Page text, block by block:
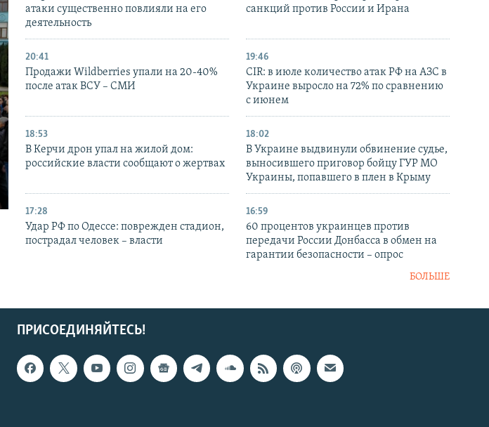
атаки существенно повлияли на его
деятельность
санкций против России и Ирана
20:41
Продажи Wildberries упали на 20-40%
после атак ВСУ – СМИ
19:46
CIR: в июле количество атак РФ на АЗС в
Украине выросло на 72% по сравнению
с июнем
18:53
В Керчи дрон упал на жилой дом:
российские власти сообщают о жертвах
18:02
В Украине выдвинули обвинение судье,
выносившего приговор бойцу ГУР МО
Украины, попавшего в плен в Крыму
17:28
Удар РФ по Одессе: поврежден стадион,
пострадал человек – власти
16:59
60 процентов украинцев против
передачи России Донбасса в обмен на
гарантии безопасности – опрос
БОЛЬШЕ
ПРИСОЕДИНЯЙТЕСЬ!